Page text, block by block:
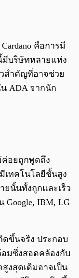
คือการมี
มีบริษัทหลายแห่ง
วสำคัญที่อาจช่วย
ADA จากนัก
ค่อยถูกพูดถึง
เทคโนโลยีชั้นสูง
ยนั้นทั้งถูกและเร็ว
Google, IBM, LG
ดขึ้นจริง ประกอบ
มซึ่งสอดคล้องกับ
งสุดเดิมอาจเป็น